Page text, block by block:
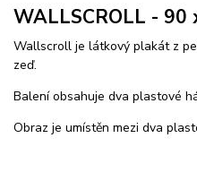
WALLSCROLL - 90
Wallscroll je látkový plakát z
zeď.
Balení obsahuje dva plastové
Obraz je umístěn mezi dva